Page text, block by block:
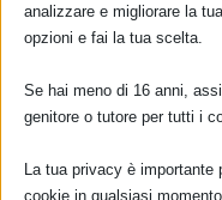
Innocenti in piazza
perché proprio tra le
per le vie principali
Signoria davanti a
A quella camminata
analizzare e migliorare la
opzioni e fai la tua scelta.
Se hai meno di 16 anni,
genitore o tutore per tutti i
La tua privacy è importante
cookie in qualsiasi